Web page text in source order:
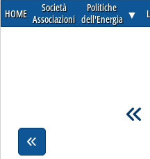
HOME
Società
Associazioni
Politiche
dell'Energia ▼